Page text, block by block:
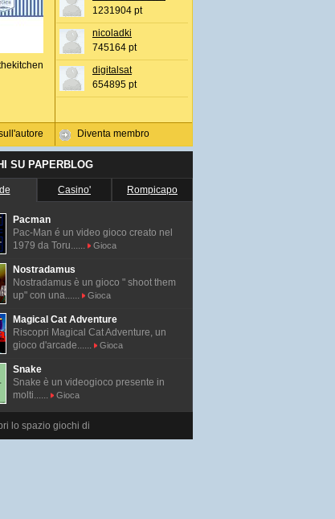
1231904 pt
nicoladki
745164 pt
digitalsat
654895 pt
Diventa membro
SU PAPERBLOG
Casino' Rompicapo
Pacman
Pac-Man é un video gioco creato nel
1979 da Toru......
Gioca
Nostradamus
Nostradamus è un gioco " shoot them
up" con una......
Gioca
Magical Cat Adventure
Riscopri Magical Cat Adventure, un
gioco d'arcade......
Gioca
Snake
Snake è un videogioco presente in
molti......
Gioca
lo spazio giochi di